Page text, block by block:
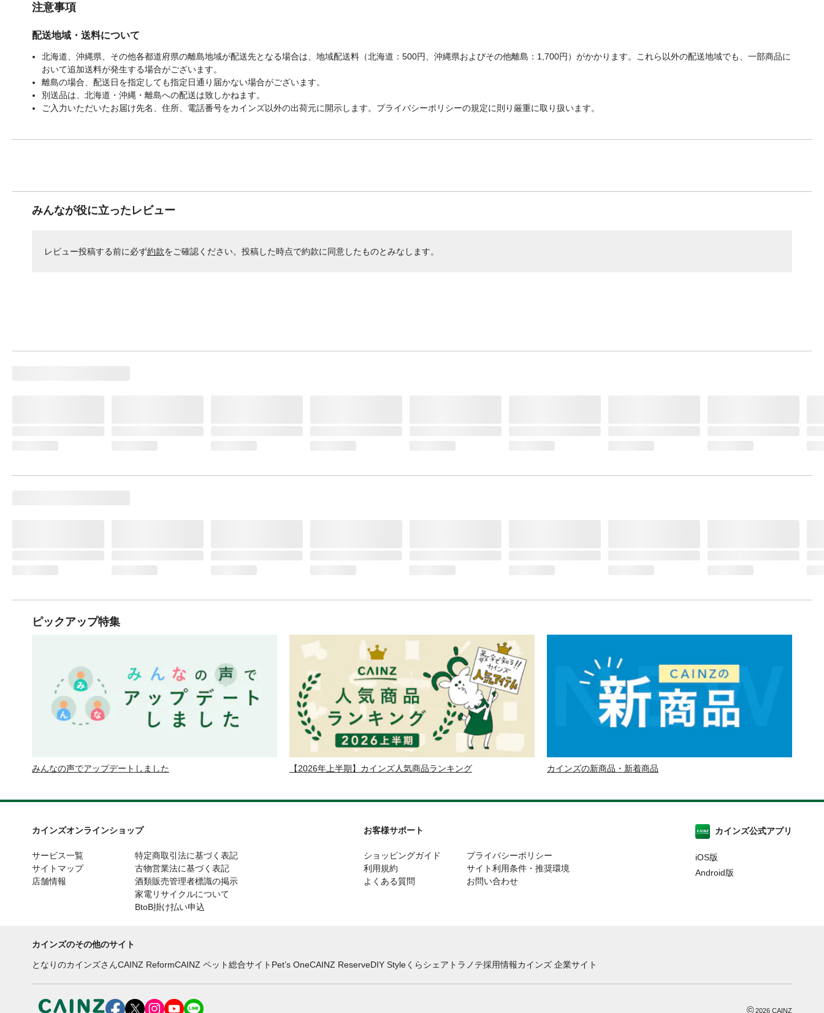
注意事項
配送地域・送料について
北海道、沖縄県、その他各都道府県の離島地域が配送先となる場合は、地域配送料（北海道：500円、沖縄県およびその他離島：1,700円）がかかります。これら以外の配送地域でも、一部商品に
おいて追加送料が発生する場合がございます。
離島の場合、配送日を指定しても指定日通り届かない場合がございます。
別送品は、北海道・沖縄・離島への配送は致しかねます。
ご入力いただいたお届け先名、住所、電話番号をカインズ以外の出荷元に開示します。プライバシーポリシーの規定に則り厳重に取り扱います。
みんなが役に立ったレビュー
レビュー投稿する前に必ず約款をご確認ください。投稿した時点で約款に同意したものとみなします。
ピックアップ特集
みんなの声でアップデートしました 【2026年上半期】カインズ人気商品ランキング カインズの新商品・新着商品
カインズオンラインショップ
サービス一覧
サイトマップ
店舗情報
特定商取引法に基づく表記
古物営業法に基づく表記
酒類販売管理者標識の掲示
家電リサイクルについて
BtoB掛け払い申込
お客様サポート
ショッピングガイド
利用規約
よくある質問
プライバシーポリシー
サイト利用条件・推奨環境
お問い合わせ
カインズ公式アプリ
iOS版
Android版
カインズのその他のサイト
となりのカインズさんCAINZ ReformCAINZ ペット総合サイト Pet’s OneCAINZ ReserveDIY Styleくらシェア トラノテ採用情報カインズ 企業サイト
©2026 CAINZ